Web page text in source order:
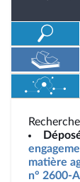
matière
n° 2600-